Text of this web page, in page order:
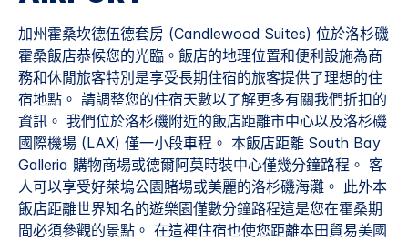
加州霍桑坎德伍德套房 (Candlewood Suites) 位於洛杉磯
霍桑飯店恭候您的光臨。飯店的地理位置和便利設施為商
務和休閒旅客特別是享受長期住宿的旅客提供了理想的住
宿地點。 請調整您的住宿天數以了解更多有關我們折扣的
資訊。 我們位於洛杉磯附近的飯店距離市中心以及洛杉磯
國際機場 (LAX) 僅一小段車程。 本飯店距離 South Bay
Galleria 購物商場或德爾阿莫時裝中心僅幾分鐘路程。 客
人可以享受好萊塢公園賭場或美麗的洛杉磯海灘。 此外本
飯店距離世界知名的遊樂園僅數分鐘路程這是您在霍桑期
間必須參觀的景點。 在這裡住宿也使您距離本田貿易美國